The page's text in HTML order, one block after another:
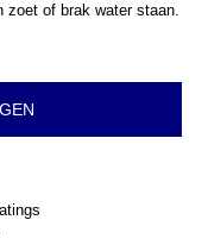
zoet of brak water staan.